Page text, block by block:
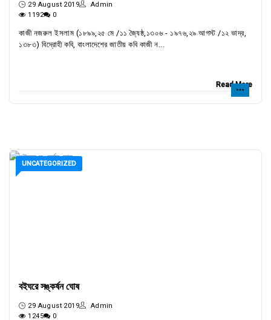
29 August 2019
Admin
1192
0
কাজী নজরুল ইসলাম (১৮৯৯,২৫ মে /১১ জ্যৈষ্ঠ,১৩০৬ - ১৯৭৬,২৯ আগস্ট /১২ ভাদ্র,
১৩৮৩) বিদ্রোহী কবি, বাংলাদেশের জাতীয় কবি কাজী ন...
Read More
UNCATEGORIZED
বইঘরে সঙ্কর্ষন ঘোষ
29 August 2019
Admin
1245
0